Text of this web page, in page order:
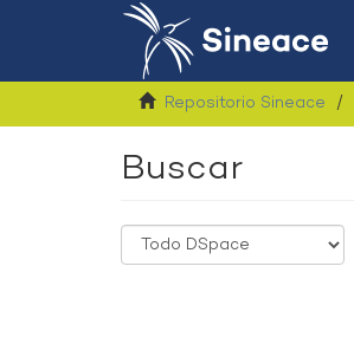
Repositorio Sineace
Buscar